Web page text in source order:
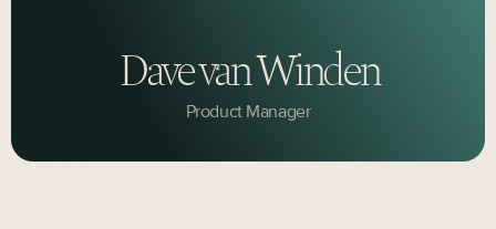
Dave van Winden
Product Manager